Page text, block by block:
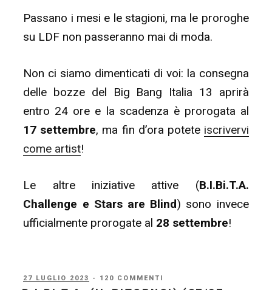
Passano i mesi e le stagioni, ma le proroghe
su LDF non passeranno mai di moda.
Non ci siamo dimenticati di voi: la consegna
delle bozze del Big Bang Italia 13 aprirà
entro 24 ore e la scadenza è prorogata al
17 settembre, ma fin d’ora potete iscrivervi
come artist!
Le altre iniziative attive (B.I.Bi.T.A.
Challenge e Stars are Blind) sono invece
ufficialmente prorogate al 28 settembre!
PUBBLICATO
IL
27 LUGLIO 2023 - 120 COMMENTI